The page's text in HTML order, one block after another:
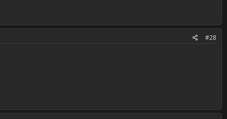
#28